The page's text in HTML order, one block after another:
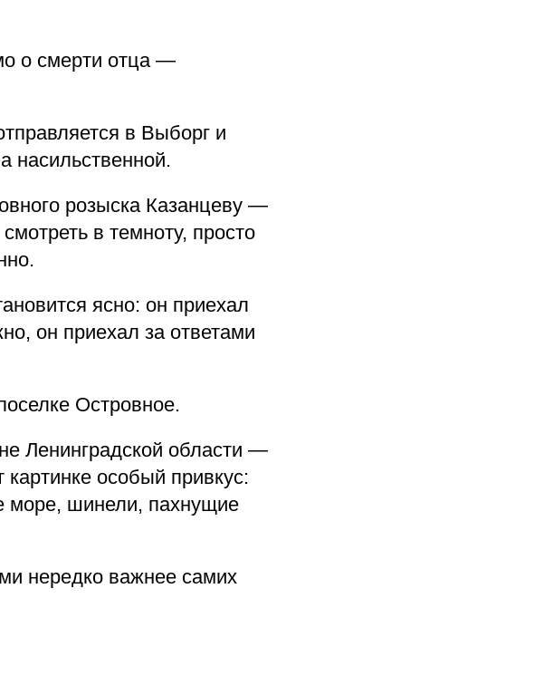
о смерти отца —
в Выборг и
насильственной.
розыска Казанцеву —
в темноту, просто
ясно: он приехал
он приехал за ответами
Островное.
Ленинградской области —
особый привкус:
море, шинели, пахнущие
нередко важнее самих